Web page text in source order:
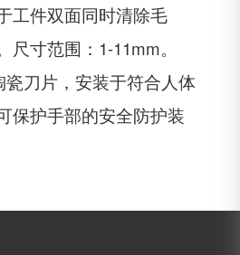
工件双面同时清除毛
尺寸范围：1-11mm。
刀片，安装于符合人体
保护手部的安全防护装